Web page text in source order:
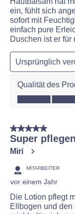
ein, fühlt sich
sofort mit
einfach pure
Duschen ist er für
Ursprünglich
Qualität des
Qualität des
5 von 5 Sternen.
Super
Miri
MITARBEITER
vor einem Jahr
Die Lotion pflegt
Ellbogen und den